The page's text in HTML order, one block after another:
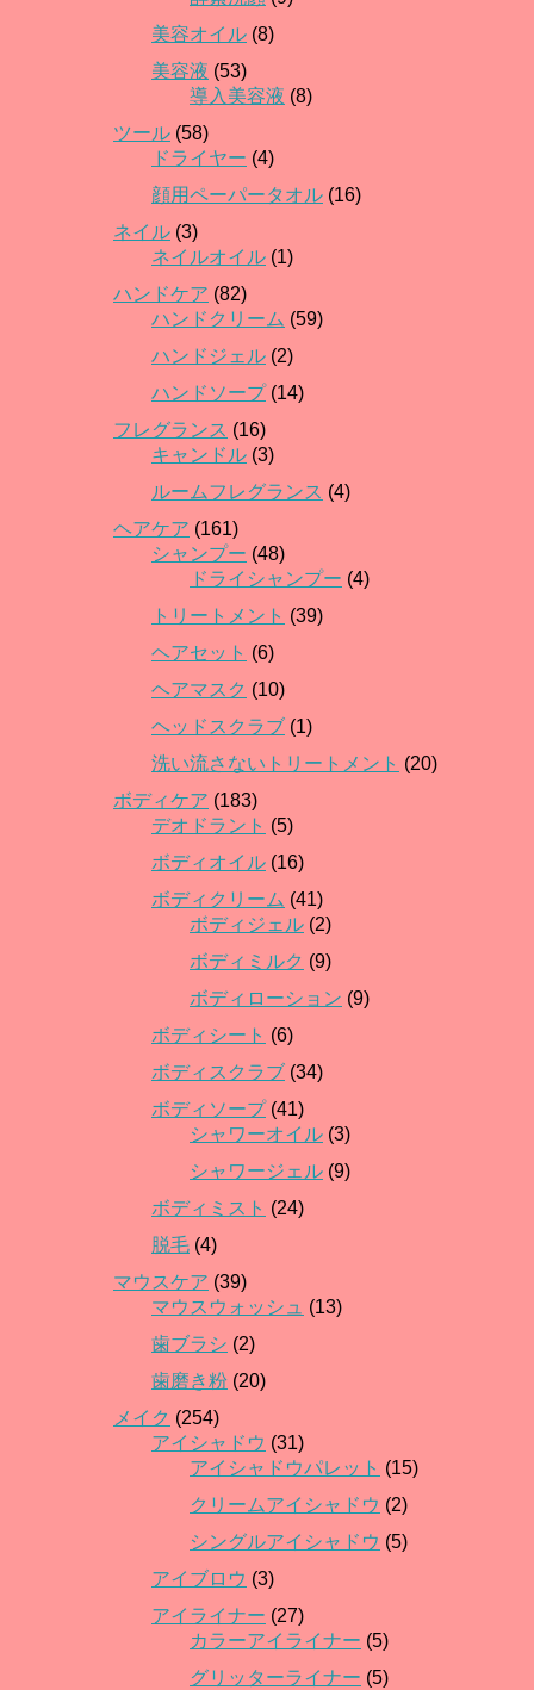
美容オイル (8)
美容液 (53)
導入美容液 (8)
ツール (58)
ドライヤー (4)
顔用ペーパータオル (16)
ネイル (3)
ネイルオイル (1)
ハンドケア (82)
ハンドクリーム (59)
ハンドジェル (2)
ハンドソープ(14)
フレグランス (16)
キャンドル (3)
ルームフレグランス (4)
ヘアケア (161)
シャンプー (48)
ドライシャンプー (4)
トリートメント (39)
ヘアセット (6)
ヘアマスク (10)
ヘッドスクラブ (1)
洗い流さないトリートメント (20)
ボディケア (183)
デオドラント (5)
ボディオイル (16)
ボディクリーム (41)
ボディジェル (2)
ボディミルク (9)
ボディローション (9)
ボディシート (6)
ボディスクラブ (34)
ボディソープ(41)
シャワーオイル (3)
シャワージェル (9)
ボディミスト (24)
脱毛 (4)
マウスケア (39)
マウスウォッシュ (13)
歯ブラシ (2)
歯磨き粉 (20)
メイク (254)
アイシャドウ (31)
アイシャドウパレット (15)
クリームアイシャドウ (2)
シングルアイシャドウ (5)
アイブロウ (3)
アイライナー (27)
カラーアイライナー (5)
グリッターライナー (5)